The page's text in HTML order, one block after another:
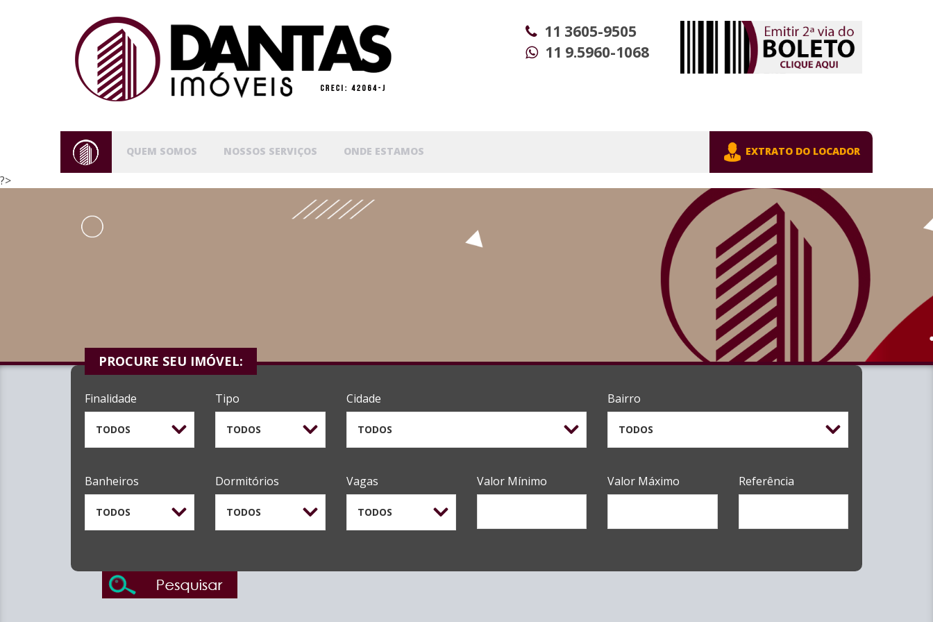
11 3605-9505
11 9.5960-1068
QUEM SOMOS NOSSOS SERVIÇOS ONDE ESTAMOS EXTRATO DO LOCADOR
?>
PROCURE SEU IMÓVEL:
Finalidade
TODOS
Tipo
TODOS
Cidade
TODOS
Bairro
TODOS
Banheiros
TODOS
Dormitórios
TODOS
Vagas
TODOS
Valor Mínimo Valor Máximo Referência